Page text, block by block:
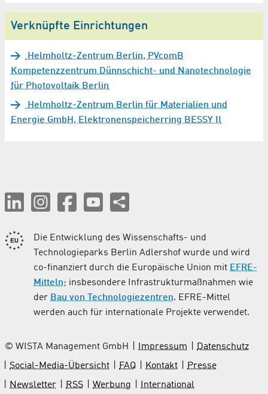
Verknüpfte Einrichtungen
Helmholtz-Zentrum Berlin, PVcomB
Kompetenzzentrum Dünnschicht- und Nanotechnologie
für Photovoltaik Berlin
Helmholtz-Zentrum Berlin für Materialien und
Energie GmbH, Elektronenspeicherring BESSY II
Die Entwicklung des Wissenschafts- und
Technologieparks Berlin Adlershof wurde und wird
co-finanziert durch die Europäische Union mit EFRE-
Mitteln; insbesondere Infrastrukturmaßnahmen wie
der Bau von Technologiezentren. EFRE-Mittel
werden auch für internationale Projekte verwendet.
© WISTA Management GmbH Impressum
Datenschutz
Social-Media-Übersicht
FAQ Kontakt
Presse
Newsletter
RSS Werbung International